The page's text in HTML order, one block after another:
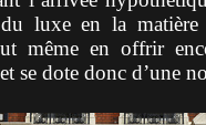
luxe en la matière
même en offrir
se dote donc d’une